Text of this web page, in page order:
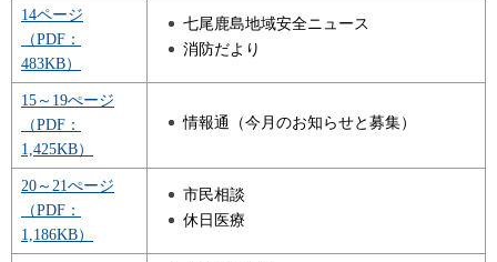
14ページ
（PDF：
483KB）
七尾鹿島地域安全ニュース
消防だより
15～19ぺージ
（PDF：
1,425KB）
情報通（今月のお知らせと募集）
20～21ぺージ
（PDF：
1,186KB）
市民相談
休日医療